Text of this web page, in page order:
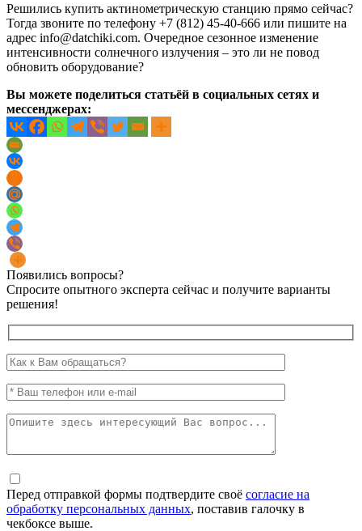
Решились купить актинометрическую станцию прямо сейчас?
Тогда звоните по телефону +7 (812) 45-40-666 или пишите на
адрес info@datchiki.com. Очередное сезонное изменение
интенсивности солнечного излучения – это ли не повод
обновить оборудование?
Вы можете поделиться статьёй в социальных сетях и
мессенджерах:
Появились вопросы?
Спросите опытного эксперта сейчас и получите варианты
решения!
Перед отправкой формы подтвердите своё согласие на
обработку персональных данных, поставив галочку в
чекбоксе выше.